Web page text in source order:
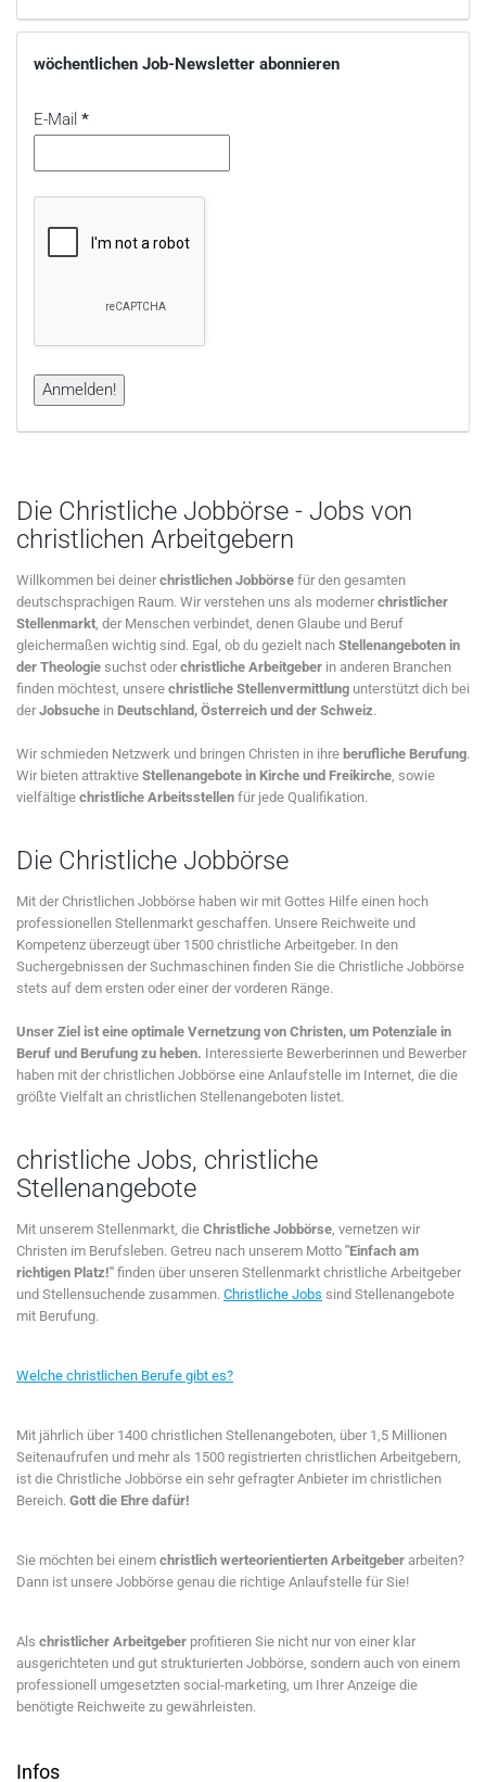
wöchentlichen Job-Newsletter abonnieren
E-Mail *
Die Christliche Jobbörse - Jobs von
christlichen Arbeitgebern
Willkommen bei deinerchristlichen Jobbörse für den gesamten
deutschsprachigen Raum. Wir verstehen uns als modernerchristlicher
Stellenmarkt, der Menschen verbindet, denen Glaube und Beruf
gleichermaßen wichtig sind. Egal, ob du gezielt nach Stellenangeboten in
der Theologie suchst oderchristliche Arbeitgeber in anderen Branchen
finden möchtest, unsere christliche Stellenvermittlung unterstützt dich bei
derJobsuche in Deutschland, Österreich und der Schweiz.
Wir schmieden Netzwerk und bringen Christen in ihre berufliche Berufung.
Wir bieten attraktive Stellenangebote in Kirche und Freikirche, sowie
vielfältige christliche Arbeitsstellen für jede Qualifikation.
Die Christliche Jobbörse
Mit der Christlichen Jobbörse haben wir mit Gottes Hilfe einen hoch
professionellen Stellenmarkt geschaffen. Unsere Reichweite und
Kompetenz überzeugt über 1500 christliche Arbeitgeber. In den
Suchergebnissen der Suchmaschinen finden Sie die Christliche Jobbörse
stets auf dem ersten oder einer der vorderen Ränge.
Unser Ziel ist eine optimale Vernetzung von Christen, um Potenziale in
Beruf und Berufung zu heben. Interessierte Bewerberinnen und Bewerber
haben mit der christlichen Jobbörse eine Anlaufstelle im Internet, die die
größte Vielfalt an christlichen Stellenangeboten listet.
christliche Jobs, christliche
Stellenangebote
Mit unserem Stellenmarkt, die Christliche Jobbörse, vernetzen wir
Christen im Berufsleben. Getreu nach unserem Motto "Einfach am
richtigen Platz!" finden über unseren Stellenmarkt christliche Arbeitgeber
und Stellensuchende zusammen. Christliche Jobs sind Stellenangebote
mit Berufung.
Welche christlichen Berufe gibt es?
Mit jährlich über 1400 christlichen Stellenangeboten, über 1,5 Millionen
Seitenaufrufen und mehr als 1500 registrierten christlichen Arbeitgebern,
ist die Christliche Jobbörse ein sehr gefragter Anbieter im christlichen
Bereich. Gott die Ehre dafür!
Sie möchten bei einem christlich werteorientierten Arbeitgeber arbeiten?
Dann ist unsere Jobbörse genau die richtige Anlaufstelle für Sie!
Als christlicher Arbeitgeber profitieren Sie nicht nur von einer klar
ausgerichteten und gut strukturierten Jobbörse, sondern auch von einem
professionell umgesetzten social-marketing, um Ihrer Anzeige die
benötigte Reichweite zu gewährleisten.
Infos